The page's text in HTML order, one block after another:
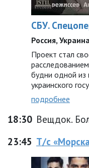
СБУ.
Россия,
Проект стал
будни одной из
украинского
подробнее
18:30 Вещдок.
23:45 Т/с